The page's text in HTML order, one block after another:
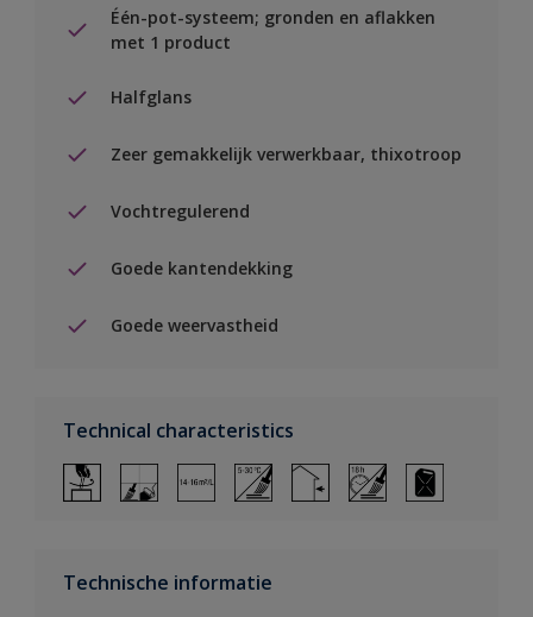
Één-pot-systeem; gronden en aflakken
met 1 product
Halfglans
Zeer gemakkelijk verwerkbaar, thixotroop
Vochtregulerend
Goede kantendekking
Goede weervastheid
Technical characteristics
Technische informatie